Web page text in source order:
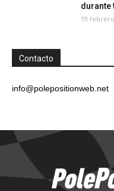
durante
19
Contacto
info@polepositionweb.net